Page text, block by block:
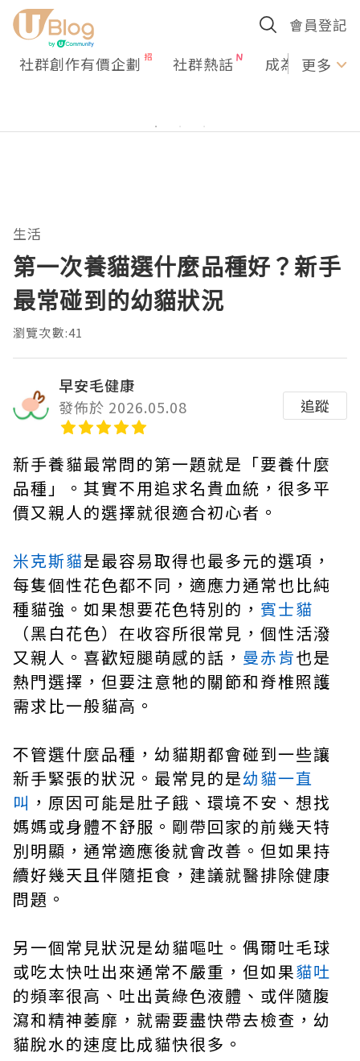
會員登記
社群創作有價企劃 社群熱話 成為U更多
生活
第一次養貓選什麼品種好？新手
最常碰到的幼貓狀況
瀏覽次數:41
早安毛健康
發佈於 2026.05.08
追蹤
新手養貓最常問的第一題就是「要養什麼
品種」。其實不用追求名貴血統，很多平
價又親人的選擇就很適合初心者。
米克斯貓是最容易取得也最多元的選項，
每隻個性花色都不同，適應力通常也比純
種貓強。如果想要花色特別的， 賓士貓
（黑白花色）在收容所很常見，個性活潑
又親人。喜歡短腿萌感的話， 曼赤肯也是
熱門選擇，但要注意牠的關節和脊椎照護
需求比一般貓高。
不管選什麼品種，幼貓期都會碰到一些讓
新手緊張的狀況。最常見的是幼貓一直
叫 ，原因可能是肚子餓、環境不安、想找
媽媽或身體不舒服。剛帶回家的前幾天特
別明顯，通常適應後就會改善。但如果持
續好幾天且伴隨拒食，建議就醫排除健康
問題。
另一個常見狀況是幼貓嘔吐。偶爾吐毛球
或吃太快吐出來通常不嚴重，但如果貓吐
的頻率很高、吐出黃綠色液體、或伴隨腹
瀉和精神萎靡，就需要盡快帶去檢查，幼
貓脫水的速度比成貓快很多。